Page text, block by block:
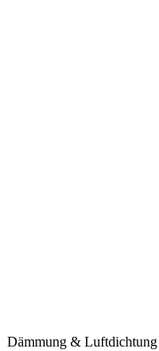
Dämmung & Luftdichtung